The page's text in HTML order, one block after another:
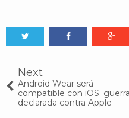
Next
Android Wear será
compatible con iOS; guerra
declarada contra Apple